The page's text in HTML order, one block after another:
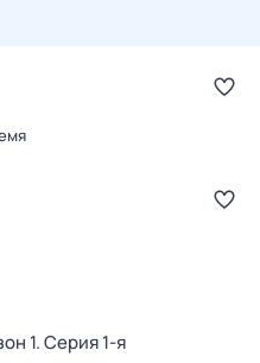
1. Серия 1-я